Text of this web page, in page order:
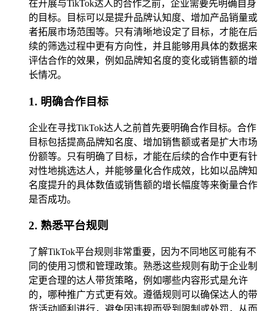
在开展与TikTok达人的合作之前，企业需要先明确自身
的目标。目标可以是提升品牌认知度、增加产品销量或
者拓展市场范围等。只有清晰地设定了目标，才能在后
续的筛选过程中更有方向性，并且能够用具体的数据来
评估合作的效果，例如品牌知名度的变化或销售额的增
长情况。
1. 明确合作目标
企业在寻找TikTok达人之前首先要明确合作目标。合作
目标包括提高品牌知名度、增加销售额或者是扩大市场
份额等。只有明确了目标，才能在后续的合作中更有针
对性地挑选达人，并能够量化合作成效，比如以品牌知
名度提升的具体数值或销售额的增长幅度等来衡量合作
是否成功。
2. 熟悉平台规则
了解TikTok平台规则非常重要，因为不同地区可能有不
同的使用习惯和管理政策。熟悉这些规则有助于企业制
定更合理的达人带货策略，例如哪些内容形式是允许
的，哪种推广方式更有效。遵循规则可以确保达人的带
货活动顺利进行，避免因违规而受到限制或处罚，从而